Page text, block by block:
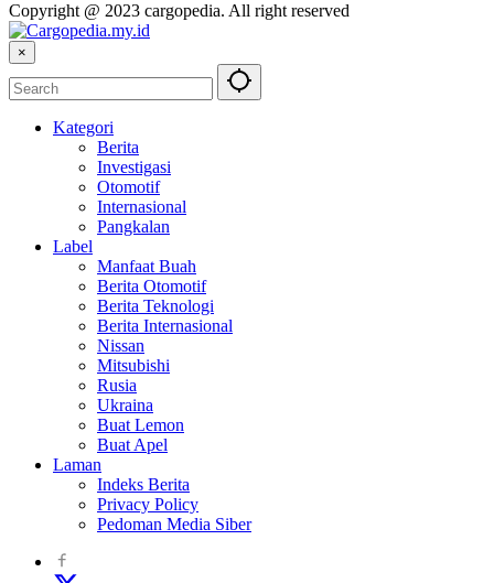
Copyright @ 2023 cargopedia. All right reserved
×
Kategori
Berita
Investigasi
Otomotif
Internasional
Pangkalan
Label
Manfaat Buah
Berita Otomotif
Berita Teknologi
Berita Internasional
Nissan
Mitsubishi
Rusia
Ukraina
Buat Lemon
Buat Apel
Laman
Indeks Berita
Privacy Policy
Pedoman Media Siber